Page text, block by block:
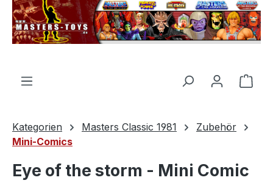
springen
Kategorien Masters Classic 1981
Zubehör
Mini-Comics
Eye of the storm - Mini Comic